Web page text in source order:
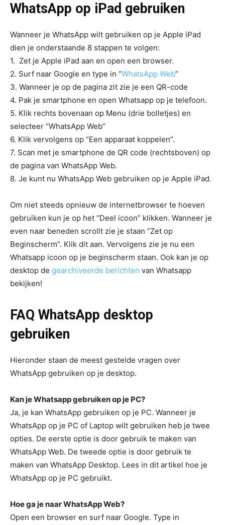
WhatsApp op iPad gebruiken
Wanneer je WhatsApp wilt gebruiken op je Apple iPad
dien je onderstaande 8 stappen te volgen:
1. Zet je Apple iPad aan en open een browser.
2. Surf naar Google en type in “WhatsApp Web”
3. Wanneer je op de pagina zit zie je een QR-code
4. Pak je smartphone en open Whatsapp op je telefoon.
5. Klik rechts bovenaan op Menu (drie bolletjes) en
selecteer “WhatsApp Web”
6. Klik vervolgens op “Een apparaat koppelen”.
7. Scan met je smartphone de QR code (rechtsboven) op
de pagina van WhatsApp Web.
8. Je kunt nu WhatsApp Web gebruiken op je Apple iPad.
Om niet steeds opnieuw de internetbrowser te hoeven
gebruiken kun je op het “Deel icoon” klikken. Wanneer je
even naar beneden scrollt zie je staan “Zet op
Beginscherm”. Klik dit aan. Vervolgens zie je nu een
Whatsapp icoon op je beginscherm staan. Ook kan je op
desktop de gearchiveerde berichten van Whatsapp
bekijken!
FAQ WhatsApp desktop
gebruiken
Hieronder staan de meest gestelde vragen over
WhatsApp gebruiken op je desktop.
Kan je Whatsapp gebruiken op je PC?
Ja, je kan WhatsApp gebruiken op je PC. Wanneer je
WhatsApp op je PC of Laptop wilt gebruiken heb je twee
opties. De eerste optie is door gebruik te maken van
WhatsApp Web. De tweede optie is door gebruik te
maken van WhatsApp Desktop. Lees in dit artikel hoe je
WhatsApp op je PC gebruikt.
Hoe ga je naar WhatsApp Web?
Open een browser en surf naar Google. Type in